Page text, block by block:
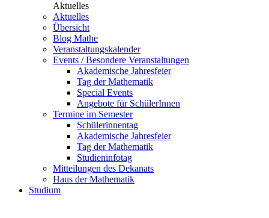
Aktuelles
Aktuelles
Übersicht
Blog Mathe
Veranstaltungskalender
Events / Besondere Veranstaltungen
Akademische Jahresfeier
Tag der Mathematik
Special Events
Angebote für SchülerInnen
Termine im Semester
Schülerinnentag
Akademische Jahresfeier
Tag der Mathematik
Studieninfotag
Mitteilungen des Dekanats
Haus der Mathematik
Studium